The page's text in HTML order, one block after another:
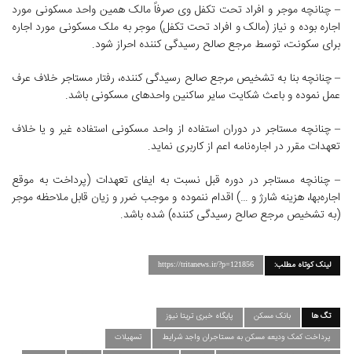
– چنانچه موجر و افراد تحت تکفل وی صرفاً مالک همین واحد مسکونی مورد
اجاره بوده و نیاز (مالک و افراد تحت تکفل) موجر به ملک مسکونی مورد اجاره
برای سکونت، توسط مرجع صالح رسیدگی کننده احراز شود.
– چنانچه بنا به تشخیص مرجع صالح رسیدگی کننده، رفتار مستاجر خلاف عرف
عمل نموده و باعث شکایت سایر ساکنین واحدهای مسکونی باشد.
– چنانچه مستاجر در دوران استفاده از واحد مسکونی استفاده غیر و یا خلاف
تعهدات مقرر در اجاره‌نامه اعم از کاربری نماید.
– چنانچه مستاجر در دوره قبل نسبت به ایفای تعهدات (پرداخت به موقع
اجاره‌بها، هزینه شارژ و …) اقدام ننموده و موجب ضرر و زیان قابل ملاحظه موجر
(به تشخیص مرجع صالح رسیدگی کننده) شده باشد.
لینک کوتاه مطلب: https://tritanews.ir/?p=121856
تگ ها بانک مسکن
پایگاه خبری تریتا نیوز
پرداخت کمک ودیعه مسکن به مستاجران واجد شرایط
تسهیلات